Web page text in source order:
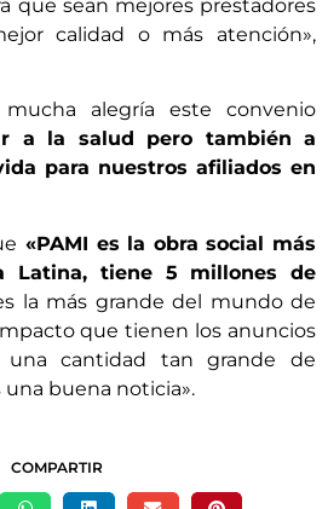
que sean mejores prestadores
calidad o más atención»,
alegría este convenio
a la salud pero también a
para nuestros afiliados en
«PAMI es la obra social más
Latina, tiene 5 millones de
la más grande del mundo de
que tienen los anuncios
una cantidad tan grande de
una buena noticia».
COMPARTIR